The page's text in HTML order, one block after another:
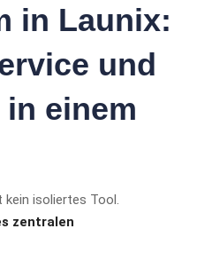
in Launix:
und
einem
isoliertes Tool.
zentralen